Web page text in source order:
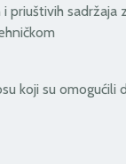
priuštivih sadržaja
koji su omogućili